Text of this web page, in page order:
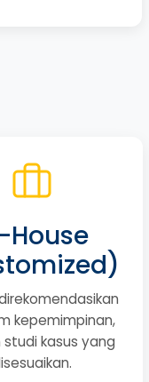
House
kepemimpinan,
kasus yang